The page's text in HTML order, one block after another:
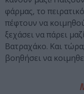
φάρμας, το
πέφτουν να
ξεχάσει να πάρει
Βατραχάκο. Και
βοηθήσει να